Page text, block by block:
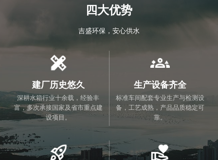
四大优势
吉盛环保，安心供水
建厂历史悠久
深耕水箱行业十余载，经验丰
富，多次承接国家及省市重点建
设项目。
生产设备齐全
标准车间配套专业生产与检测设
备，工艺成熟，产品品质稳定可
靠。